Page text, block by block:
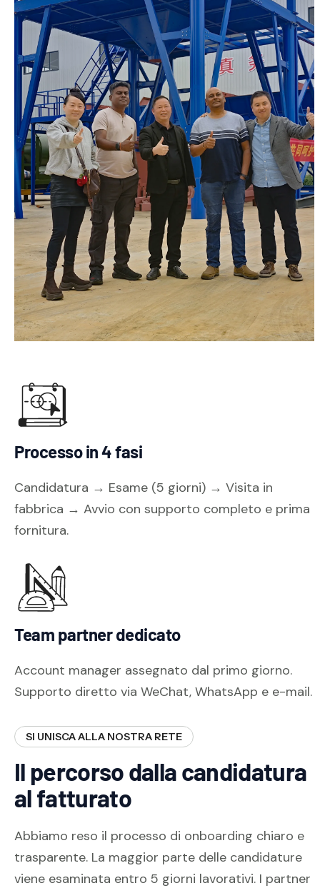
Processo in 4 fasi
Candidatura → Esame (5 giorni) → Visita in
fabbrica → Avvio con supporto completo e prima
fornitura.
Team partner dedicato
Account manager assegnato dal primo giorno.
Supporto diretto via WeChat, WhatsApp e e-mail.
SI UNISCA ALLA NOSTRA RETE
Il percorso dalla candidatura
al fatturato
Abbiamo reso il processo di onboarding chiaro e
trasparente. La maggior parte delle candidature
viene esaminata entro 5 giorni lavorativi. I partner